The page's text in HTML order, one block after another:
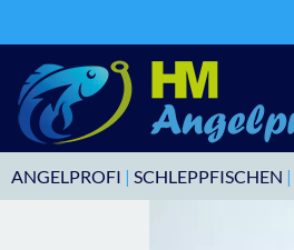
ANGELPROFI | SCHLEPPFISCHEN |